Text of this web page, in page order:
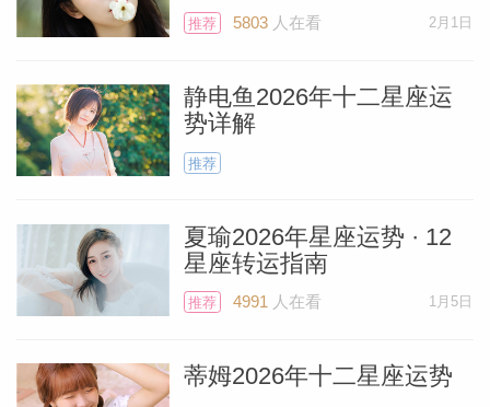
活中扮演着比平时更重要的角色，因为火星
能会在工作和个人生活中帮助你，给你带来
极大的快乐，甚至会在专业事项上照顾你。
度的新月日食。日食会带来正向和不怎么正
向的戏剧化消息。这一次新月日食发生在掌
管家庭的第四宫。新月通常令人高兴，因为
都是这样，但它们通常会带来突然的机会，
推荐 5803人在看 2月1日
静电鱼2026年十二星座运
势详解
推荐
夏瑜2026年星座运势 · 12
星座转运指南
推荐 4991 人在看 1月5日
蒂姆2026年十二星座运势